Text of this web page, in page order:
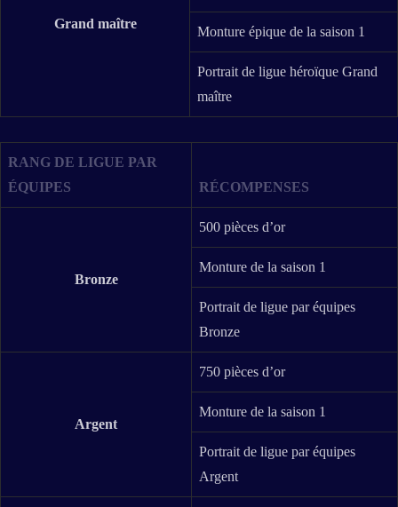
Grand maître
Monture épique de la saison 1
Portrait de ligue héroïque Grand
maître
RANG DE LIGUE PAR
ÉQUIPES
RÉCOMPENSES
Bronze
500 pièces d’or
Monture de la saison 1
Portrait de ligue par équipes
Bronze
Argent
750 pièces d’or
Monture de la saison 1
Portrait de ligue par équipes
Argent